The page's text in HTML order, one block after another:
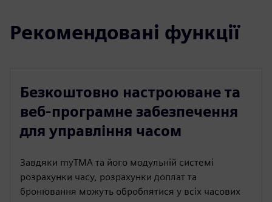
Рекомендовані функції
Безкоштовно настроюване та
веб-програмне забезпечення
для управління часом
Завдяки myTMA та його модульній системі
розрахунки часу, розрахунки доплат та
бронювання можуть оброблятися у всіх часових